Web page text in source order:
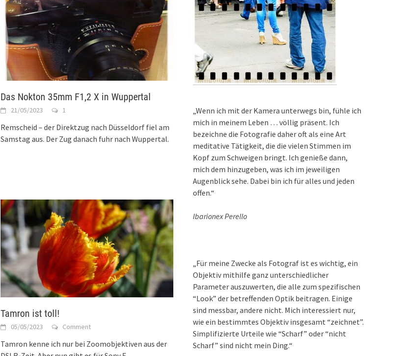
Das Nokton 35mm F1,2 X in Wuppertal
21/05/2023 1
Remscheid – der Direktzug nach Düsseldorf fiel am
Samstag aus. Der Zug danach fuhr nach Wuppertal.
Tamron ist toll!
05/05/2023 Comment
Tamron kenne ich nur bei Zoomobjektiven aus der
„Wenn ich mit der Kamera unterwegs bin, fühle ich
mich in meinem Leben … völlig präsent. Ich
bezeichne die Fotografie daher oft als eine Art
meditative Tätigkeit, die die vielen Stimmen im
Kopf zum Schweigen bringt. Ich genieße dann,
mich dem hinzugeben, was ich im jeweiligen
Augenblick sehe. Dabei bin ich für alles und jeden
offen.“
Ibarionex Perello
„Für meine Zwecke als Fotograf ist es wichtig, ein
Objektiv mithilfe ganz unterschiedlicher
Parameter auszuwerten, die alle zum spezifischen
“Look” der betreffenden Optik beitragen. Einige
sind messbar, andere nicht. Mich interessiert nur,
wie ein bestimmtes Objektiv insgesamt “zeichnet”.
Simplifizierte Urteile wie “Scharf” oder “nicht
Scharf” sind nicht mein Ding.“